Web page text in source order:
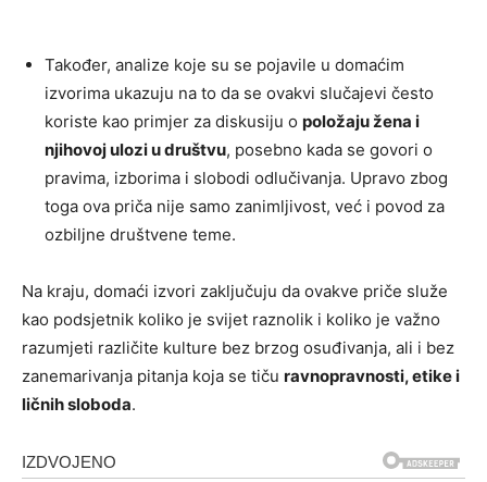
Također, analize koje su se pojavile u domaćim
izvorima ukazuju na to da se ovakvi slučajevi često
koriste kao primjer za diskusiju o položaju žena i
njihovoj ulozi u društvu, posebno kada se govori o
pravima, izborima i slobodi odlučivanja. Upravo zbog
toga ova priča nije samo zanimljivost, već i povod za
ozbiljne društvene teme.
Na kraju, domaći izvori zaključuju da ovakve priče služe
kao podsjetnik koliko je svijet raznolik i koliko je važno
razumjeti različite kulture bez brzog osuđivanja, ali i bez
zanemarivanja pitanja koja se tiču ravnopravnosti, etike i
ličnih sloboda.